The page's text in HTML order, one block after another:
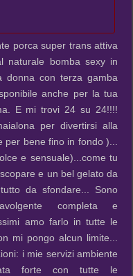
porca super trans attiva
naturale bomba sexy in
donna con terza gamba
anche per la tua
E mi trovi 24 su 24!!!!
per divertirsi alla
bene fino in fondo )...
e sensuale)...come tu
e un bel gelato da
da sfondare... Sono
completa e
amo farlo in tutte le
mi pongo alcun limite...
i mie servizi ambiente
forte con tutte le